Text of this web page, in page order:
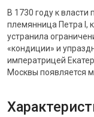
В 1730 году к
племянница Петра I,
устранила
«кондиции» и
императрицей
Москвы появляется